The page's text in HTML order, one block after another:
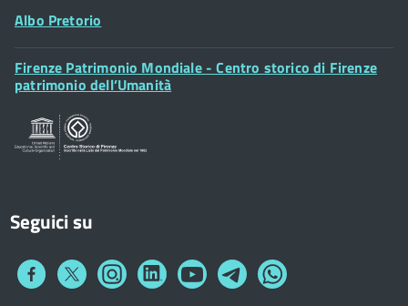
Posta Elettronica Certificata
Albo Pretorio
Footer
Widget
Firenze Patrimonio Mondiale - Centro storico di Firenze
patrimonio dell’Umanità
Seguici su
Collegamento
Collegamento
a
Collegamento
a
Collegamento
a
Collegamento
a
Collegamento
a
Collegamento
a